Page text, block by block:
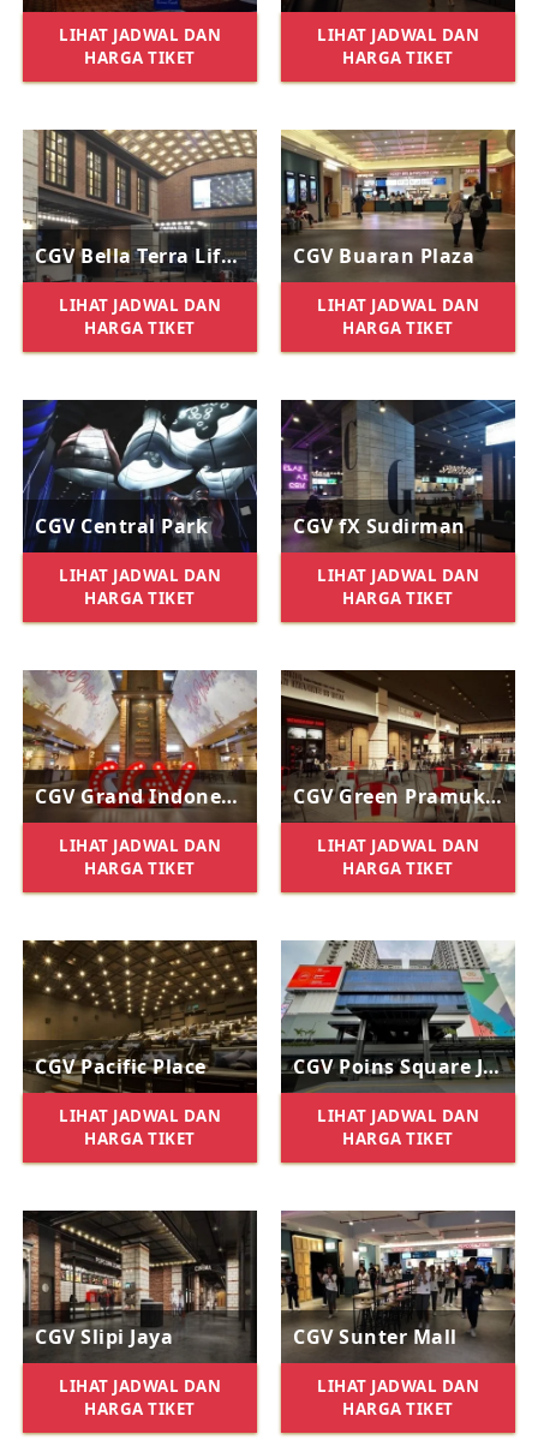
LIHAT JADWAL DAN
HARGA TIKET
LIHAT JADWAL DAN
HARGA TIKET
CGV Bella Terra Lifestyle Center
LIHAT JADWAL DAN
HARGA TIKET
CGV Buaran Plaza
LIHAT JADWAL DAN
HARGA TIKET
CGV Central Park
LIHAT JADWAL DAN
HARGA TIKET
CGV fX Sudirman
LIHAT JADWAL DAN
HARGA TIKET
CGV Grand Indonesia
LIHAT JADWAL DAN
HARGA TIKET
CGV Green Pramuka Mall
LIHAT JADWAL DAN
HARGA TIKET
CGV Pacific Place
LIHAT JADWAL DAN
HARGA TIKET
CGV Poins Square Jakarta
LIHAT JADWAL DAN
HARGA TIKET
CGV Slipi Jaya
LIHAT JADWAL DAN
HARGA TIKET
CGV Sunter Mall
LIHAT JADWAL DAN
HARGA TIKET